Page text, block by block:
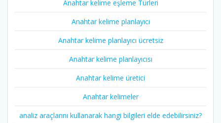
Anahtar kelime eşleme Türleri
Anahtar kelime planlayıcı
Anahtar kelime planlayıcı ücretsiz
Anahtar kelime planlayıcısı
Anahtar kelime üretici
Anahtar kelimeler
analiz araçlarını kullanarak hangi bilgileri elde edebilirsiniz?